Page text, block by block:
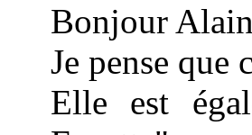
Bonjour Alain
Je pense que
Elle est